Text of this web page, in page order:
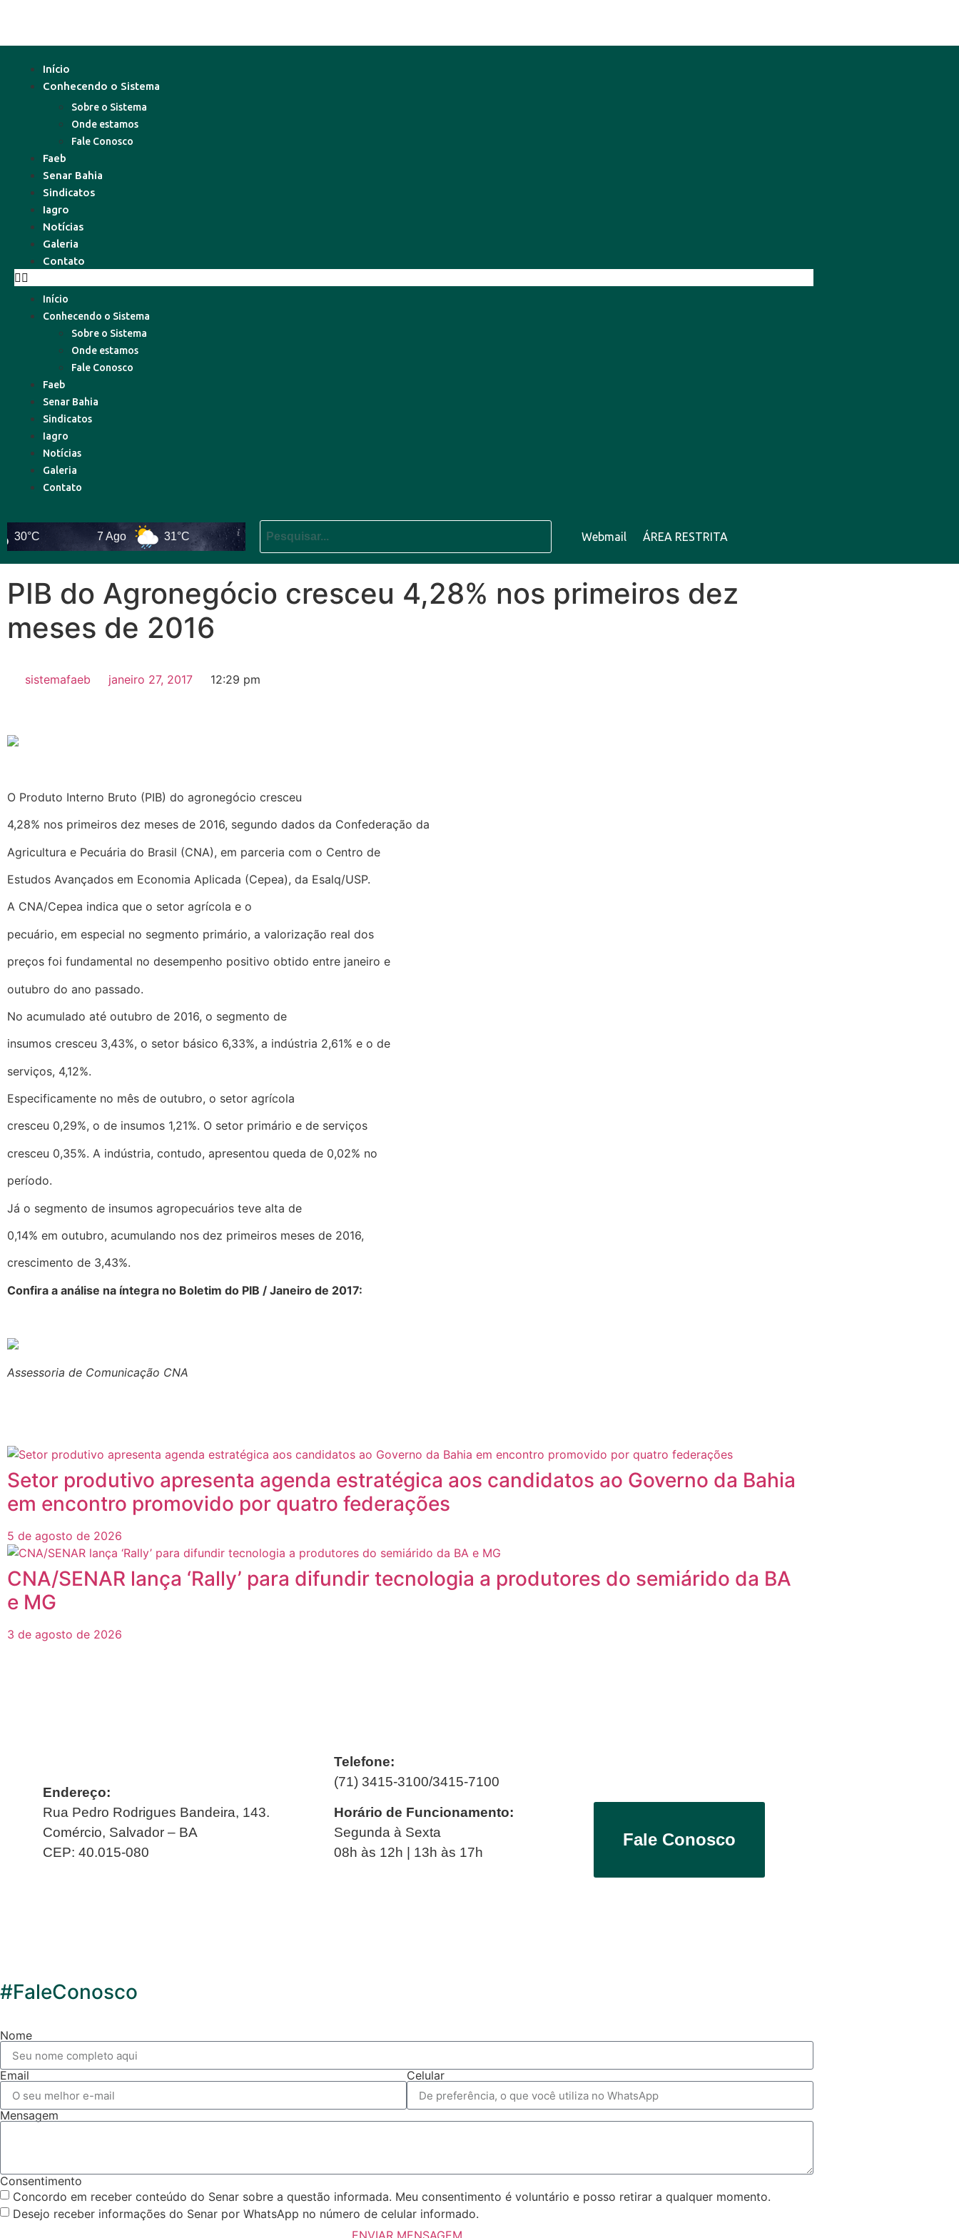
Início
Conhecendo o Sistema
Sobre o Sistema
Onde estamos
Fale Conosco
Faeb
Senar Bahia
Sindicatos
Iagro
Notícias
Galeria
Contato
Início
Conhecendo o Sistema
Sobre o Sistema
Onde estamos
Fale Conosco
Faeb
Senar Bahia
Sindicatos
Iagro
Notícias
Galeria
Contato
7 Ago 31°C 8 Ago 29°C 30°C 11 Ago
Webmail ÁREA RESTRITA
PIB do Agronegócio cresceu 4,28% nos primeiros dez
meses de 2016
sistemafaeb janeiro 27, 2017 12:29 pm
O Produto Interno Bruto (PIB) do agronegócio cresceu
4,28% nos primeiros dez meses de 2016, segundo dados da Confederação da
Agricultura e Pecuária do Brasil (CNA), em parceria com o Centro de
Estudos Avançados em Economia Aplicada (Cepea), da Esalq/USP.
A CNA/Cepea indica que o setor agrícola e o
pecuário, em especial no segmento primário, a valorização real dos
preços foi fundamental no desempenho positivo obtido entre janeiro e
outubro do ano passado.
No acumulado até outubro de 2016, o segmento de
insumos cresceu 3,43%, o setor básico 6,33%, a indústria 2,61% e o de
serviços, 4,12%.
Especificamente no mês de outubro, o setor agrícola
cresceu 0,29%, o de insumos 1,21%. O setor primário e de serviços
cresceu 0,35%. A indústria, contudo, apresentou queda de 0,02% no
período.
Já o segmento de insumos agropecuários teve alta de
0,14% em outubro, acumulando nos dez primeiros meses de 2016,
crescimento de 3,43%.
Confira a análise na íntegra no Boletim do PIB / Janeiro de 2017:
Assessoria de Comunicação CNA
Setor produtivo apresenta agenda estratégica aos candidatos ao Governo da Bahia
em encontro promovido por quatro federações
5 de agosto de 2026
CNA/SENAR lança ‘Rally’ para difundir tecnologia a produtores do semiárido da BA
e MG
3 de agosto de 2026
Endereço:
Rua Pedro Rodrigues Bandeira, 143.
Comércio, Salvador – BA
CEP: 40.015-080
Telefone:
(71) 3415-3100/3415-7100
Horário de Funcionamento:
Segunda à Sexta
08h às 12h | 13h às 17h
Fale Conosco
#FaleConosco
Nome
Email Celular
Mensagem
Consentimento
Concordo em receber conteúdo do Senar sobre a questão informada. Meu consentimento é voluntário e posso retirar a qualquer momento.
Desejo receber informações do Senar por WhatsApp no número de celular informado.